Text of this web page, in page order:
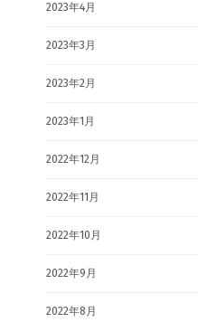
2023年4月
2023年3月
2023年2月
2023年1月
2022年12月
2022年11月
2022年10月
2022年9月
2022年8月